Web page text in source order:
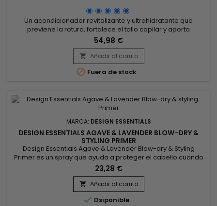
Un acondicionador revitalizante y ultrahidratante que
previene la rotura, fortalece el tallo capilar y aporta
suavidad, brillo y fuerza al cabello seco y dañado.
Enriquecido con proteína de trigo hidrolizada, el
Acondicionador Hidratante Instantáneo Exprés de Manteca
de Almendras Design Essentials fortalece la fibra capilar y
mejora la elasticidad. La...
54,98 €
 Añadir al carrito
 Fuera de stock
MARCA: DESIGN ESSENTIALS
DESIGN ESSENTIALS AGAVE & LAVENDER BLOW-DRY &
STYLING PRIMER
Design Essentials Agave & Lavender Blow-dry & Styling
Primer es un spray que ayuda a proteger el cabello cuando
se usan herramientas de peinado calientes, pero también
contra los rayos UV A y UV B. Formulado con extractos de
lavanda y 'Agave, manteca de mango, vitaminas,
antioxidantes.&nbsp;Penetra en la fibra capilar, nutre en
profundidad y...
23,28 €
 Añadir al carrito
 Dsiponible